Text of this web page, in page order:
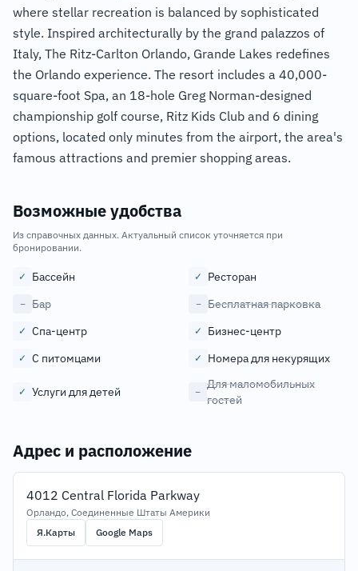
where stellar recreation is balanced by sophisticated
style. Inspired architecturally by the grand palazzos of
Italy, The Ritz-Carlton Orlando, Grande Lakes redefines
the Orlando experience. The resort includes a 40,000-
square-foot Spa, an 18-hole Greg Norman-designed
championship golf course, Ritz Kids Club and 6 dining
options, located only minutes from the airport, the area's
famous attractions and premier shopping areas.
Возможные удобства
Из справочных данных. Актуальный список уточняется при
бронировании.
✓ Бассейн ✓ Ресторан
− Бар − Бесплатная парковка
✓ Спа-центр ✓ Бизнес-центр
✓ С питомцами ✓ Номера для некурящих
✓ Услуги для детей −
Для маломобильных
гостей
Адрес и расположение
4012 Central Florida Parkway
Орландо, Соединенные Штаты Америки
Я.Карты
Google Maps